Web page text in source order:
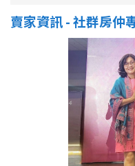
賣家資訊 - 社群房仲